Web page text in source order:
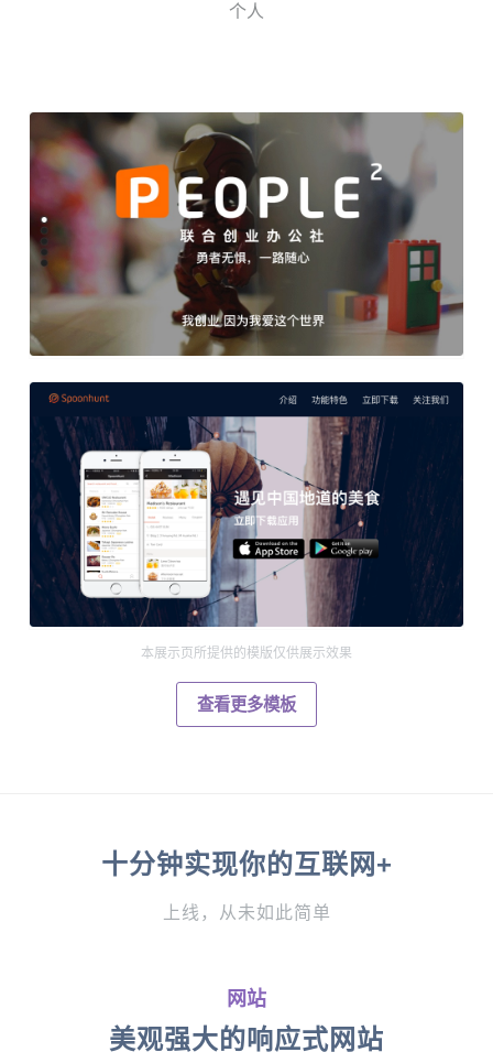
个人
本展示页所提供的模版仅供展示效果
查看更多模板
十分钟实现你的互联网+
上线，从未如此简单
网站
美观强大的响应式网站